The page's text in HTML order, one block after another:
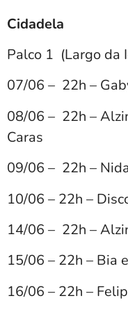
Cidadela
Palco 1 (Largo da
07/06 – 22h –
08/06 – 22h –
Caras
09/06 – 22h –
10/06 – 22h –
14/06 – 22h –
15/06 – 22h – Bia
16/06 – 22h –